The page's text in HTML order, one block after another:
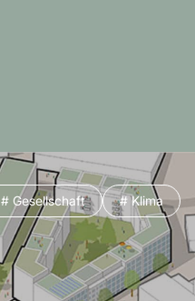
# Gesellschaft # Klima